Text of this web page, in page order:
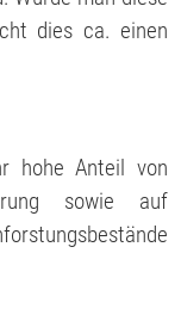
dies ca. einen
hohe Anteil von
sowie auf